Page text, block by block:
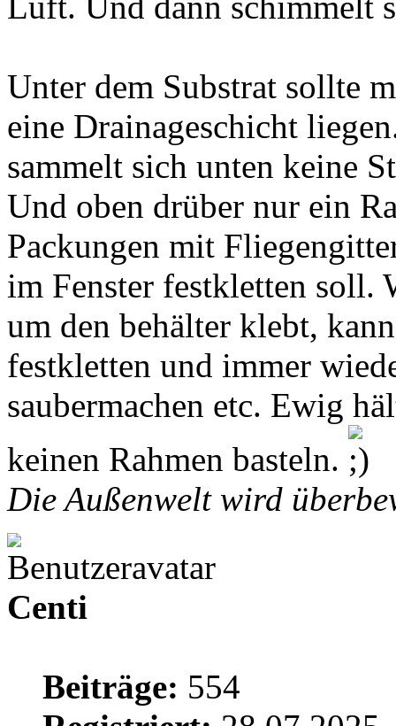
Unter dem Substrat sollte
eine Drainageschicht
sammelt sich unten keine
Und oben drüber nur ein
Packungen mit
im Fenster festkletten soll.
um den behälter klebt,
festkletten und immer
saubermachen etc. Ewig
keinen Rahmen basteln.
Die Außenwelt wird
Centi
Beiträge: 554